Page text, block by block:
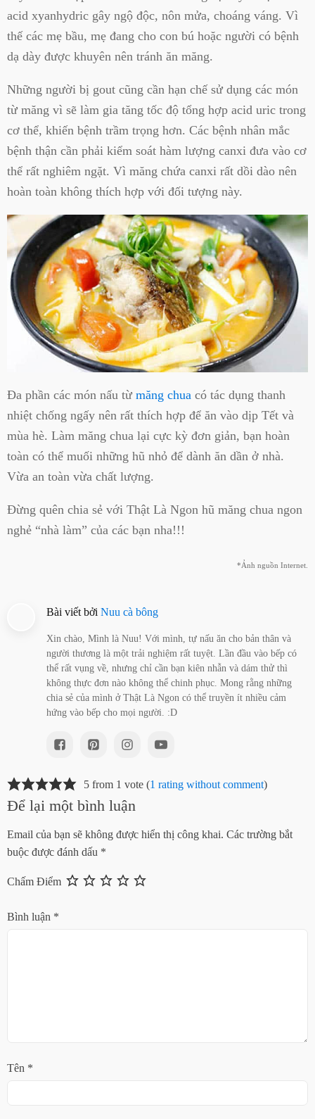
acid xyanhydric gây ngộ độc, nôn mửa, choáng váng. Vì
thế các mẹ bầu, mẹ đang cho con bú hoặc người có bệnh
dạ dày được khuyên nên tránh ăn măng.
Những người bị gout cũng cần hạn chế sử dụng các món
từ măng vì sẽ làm gia tăng tốc độ tổng hợp acid uric trong
cơ thể, khiến bệnh trầm trọng hơn. Các bệnh nhân mắc
bệnh thận cần phải kiểm soát hàm lượng canxi đưa vào cơ
thể rất nghiêm ngặt. Vì măng chứa canxi rất dồi dào nên
hoàn toàn không thích hợp với đối tượng này.
Đa phần các món nấu từ măng chua có tác dụng thanh
nhiệt chống ngấy nên rất thích hợp để ăn vào dịp Tết và
mùa hè. Làm măng chua lại cực kỳ đơn giản, bạn hoàn
toàn có thể muối những hũ nhỏ để dành ăn dần ở nhà.
Vừa an toàn vừa chất lượng.
Đừng quên chia sẻ với Thật Là Ngon hũ măng chua ngon
nghẻ “nhà làm” của các bạn nha!!!
*Ảnh nguồn Internet.
Bài viết bởi Nuu cà bông
Xin chào, Mình là Nuu! Với mình, tự nấu ăn cho bản thân và
người thương là một trải nghiệm rất tuyệt. Lần đầu vào bếp có
thể rất vụng về, nhưng chỉ cần bạn kiên nhẫn và dám thử thì
không thực đơn nào không thể chinh phục. Mong rằng những
chia sẻ của mình ở Thật Là Ngon có thể truyền ít nhiều cảm
hứng vào bếp cho mọi người. :D
5 from 1 vote (1 rating without comment)
Để lại một bình luận
Email của bạn sẽ không được hiển thị công khai. Các trường bắt
buộc được đánh dấu *
Chấm Điểm
Bình luận *
Tên *